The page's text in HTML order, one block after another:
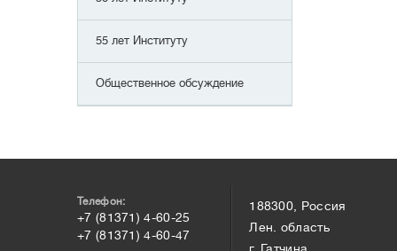
55 лет Институту
Общественное обсуждение
Телефон:
+7 (81371) 4-60-25
+7 (81371) 4-60-47
188300, Россия
Лен. область